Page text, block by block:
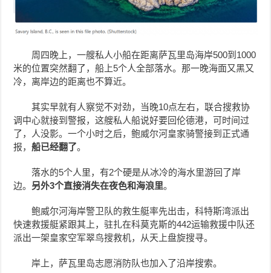
周四晚上，一艘私人小船在距离萨瓦里岛海岸500到1000
米的位置突然翻了，船上5个人全部落水。那一晚海面又黑又
冷，离岸边的距离也不算近。
其实早就有人察觉不对劲，当晚10点左右，联合搜救协
调中心就接到警报，这艘私人船说好要回伦德港，可时间过
了，人没影。一个小时之后，鲍威尔河皇家骑警接到正式通
报，船已经翻了。
落水的5个人里，有2个硬是从冰冷的海水里游回了岸
边。 另外3个直接消失在夜色和海浪里。
鲍威尔河海岸警卫队的救生艇率先出击，科特斯湾派出
快速救援艇紧跟其上，驻扎在科莫克斯的442运输救援中队还
派出一架皇家空军翠鸟搜救机，从天上盘旋搜寻。
岸上，萨瓦里岛志愿消防队也加入了沿岸搜索。